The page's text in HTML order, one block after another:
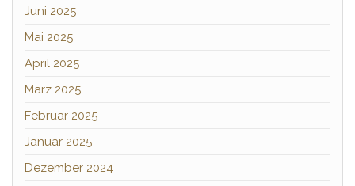
Juni 2025
Mai 2025
April 2025
März 2025
Februar 2025
Januar 2025
Dezember 2024